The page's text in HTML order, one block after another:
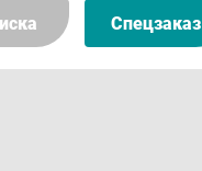
Спецзаказ